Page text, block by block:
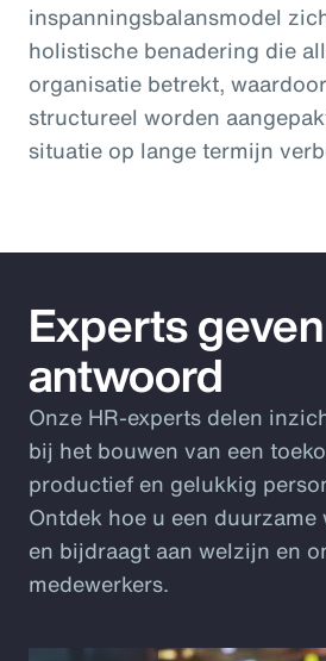
inspanningsbalansmodel
holistische benadering die
organisatie betrekt,
structureel worden
situatie op lange termijn
Experts geven
antwoord
Onze HR-experts delen
bij het bouwen van een
productief en gelukkig
Ontdek hoe u een
en bijdraagt aan welzijn en
medewerkers.